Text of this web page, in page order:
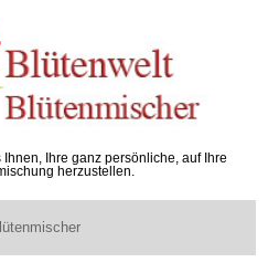
Ihnen, Ihre ganz persönliche, auf Ihre
herzustellen.